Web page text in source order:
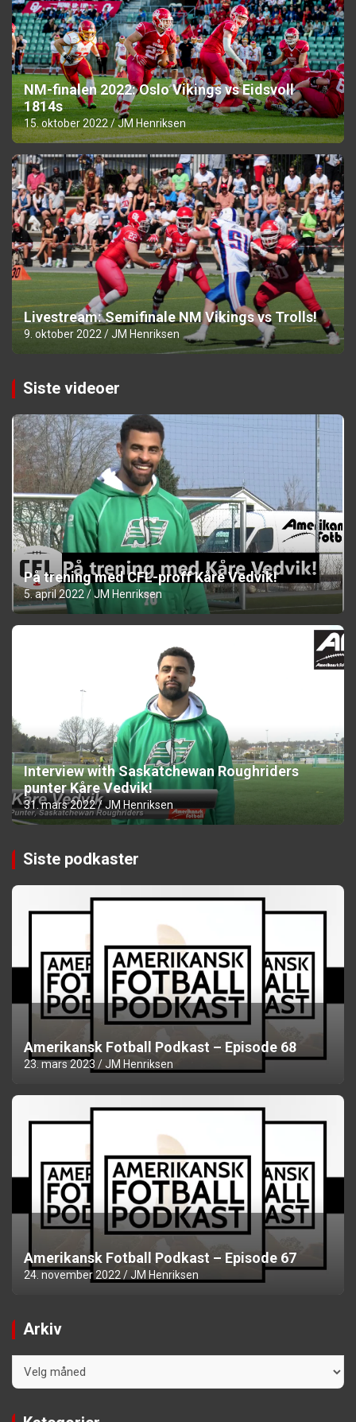
NM-finalen 2022: Oslo Vikings vs Eidsvoll
1814s
15. oktober 2022 JM Henriksen
Livestream: Semifinale NM Vikings vs Trolls!
9. oktober 2022 JM Henriksen
Siste videoer
På trening med CFL-proff Kåre Vedvik!
5. april 2022 JM Henriksen
Interview with Saskatchewan Roughriders
punter Kåre Vedvik!
31. mars 2022 JM Henriksen
Siste podkaster
Amerikansk Fotball Podkast – Episode 68
23. mars 2023 JM Henriksen
Amerikansk Fotball Podkast – Episode 67
24. november 2022 JM Henriksen
Arkiv